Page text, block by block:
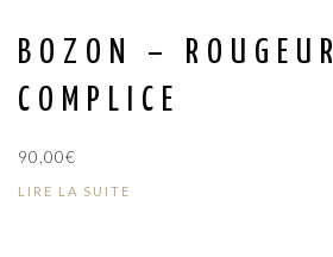
BOZON – ROUGEUR
COMPLICE
90,00€
LIRE LA SUITE